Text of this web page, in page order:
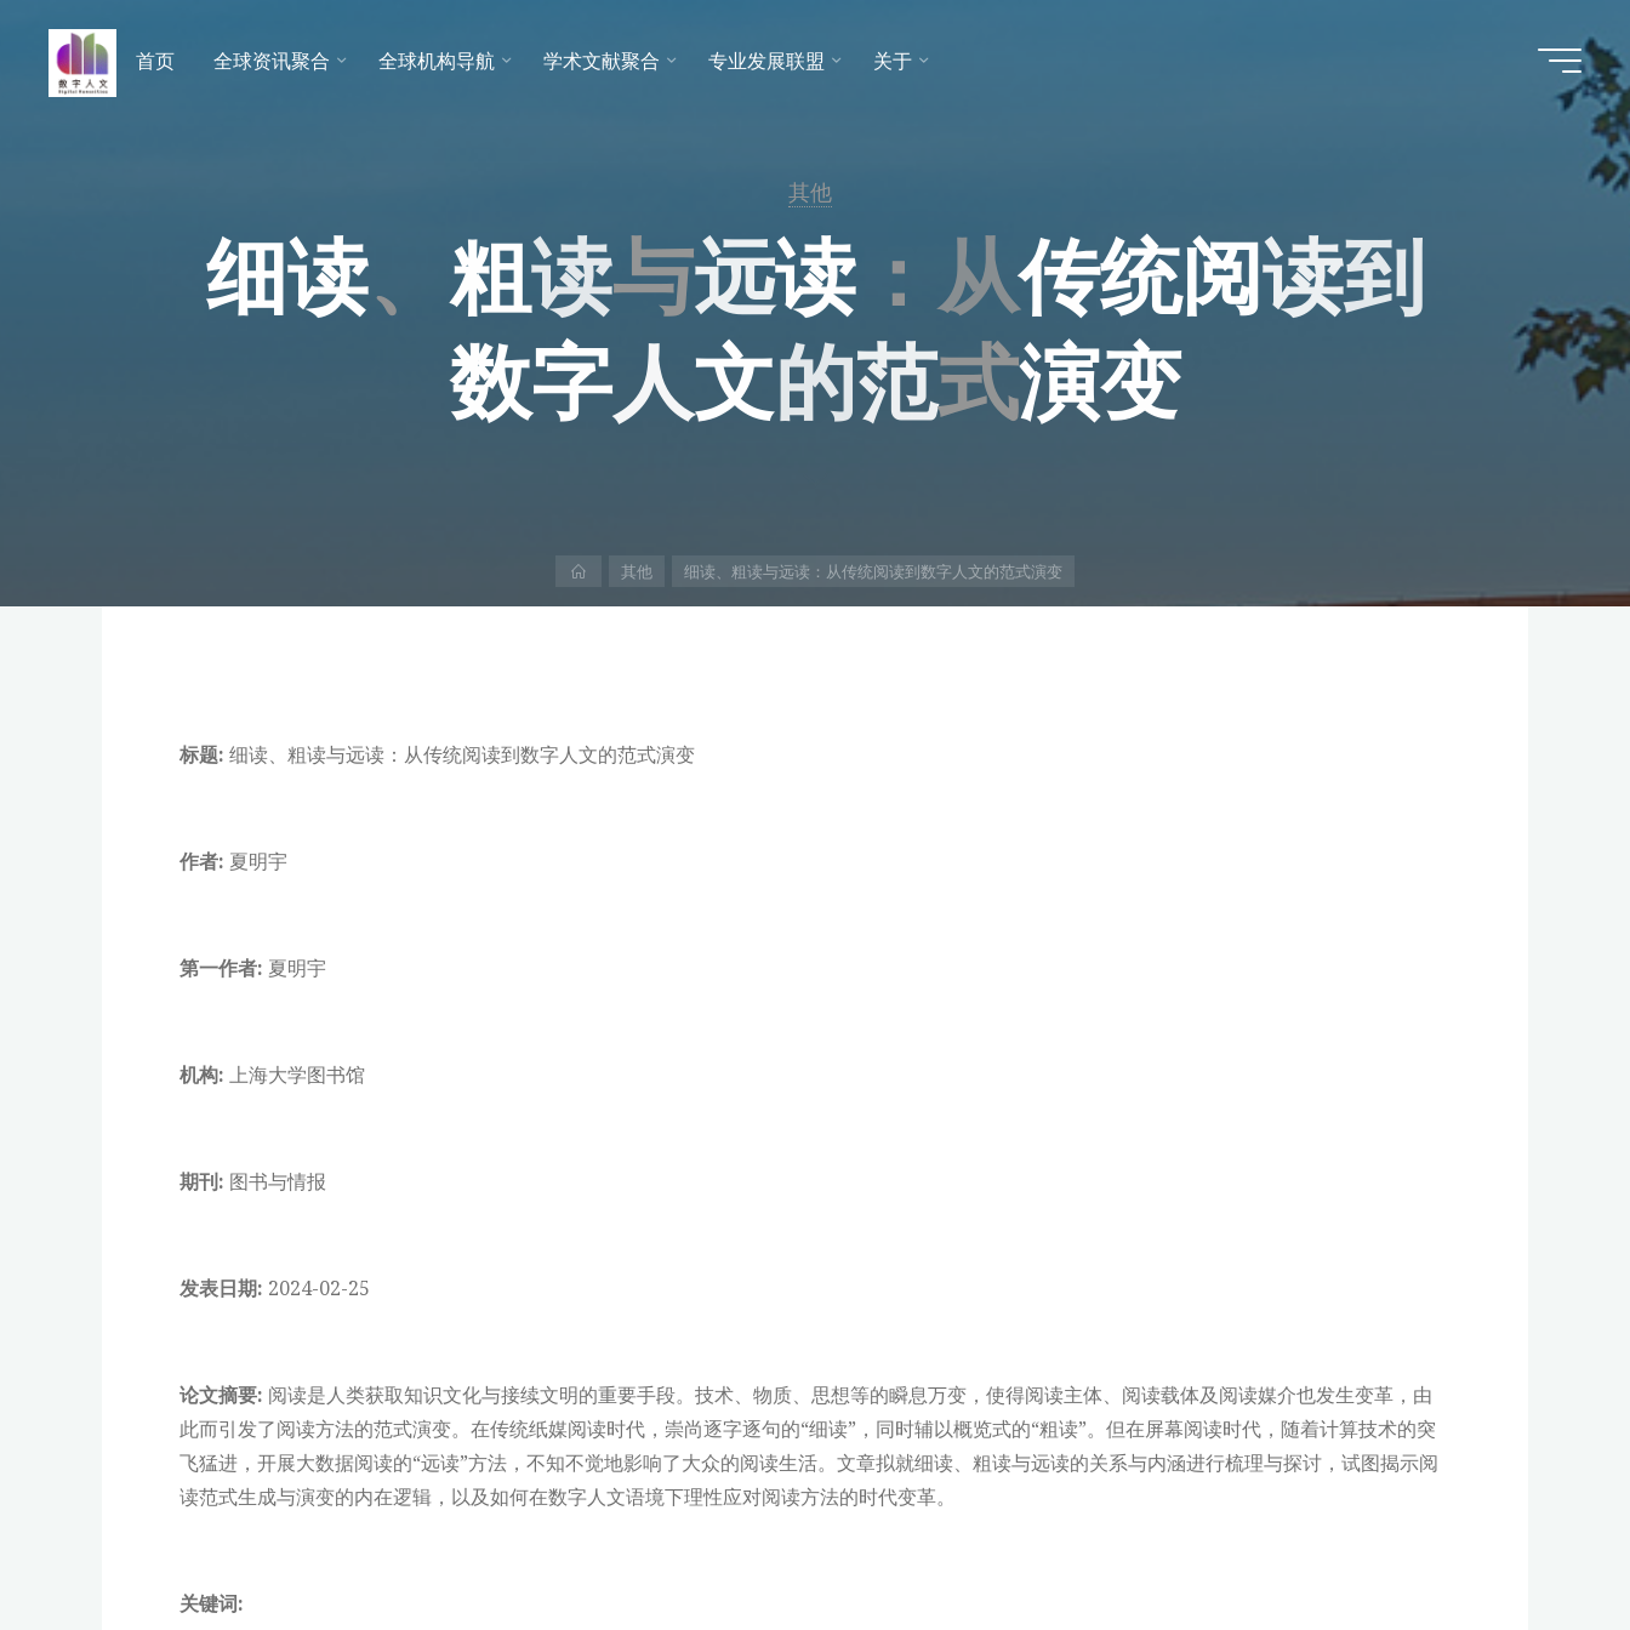
数字人
首页 全球资讯聚合 全球机构导航 学术文献聚合 专业发展联盟 关于
其他
细读、粗读与远读： 从传统阅读到
数字人文的范式演变
其他 细读、粗读与远读：从传统阅读到数字人文的范式演变
标题: 细读、粗读与远读：从传统阅读到数字人文的范式演变
作者: 夏明宇
第一作者: 夏明宇
机构: 上海大学图书馆
期刊: 图书与情报
发表日期: 2024-02-25
论文摘要: 阅读是人类获取知识文化与接续文明的重要手段。技术、物质、思想等的瞬息万变，使得阅读主体、阅读载体及阅读媒介也发生变革，由
此而引发了阅读方法的范式演变。在传统纸媒阅读时代，崇尚逐字逐句的“细读”，同时辅以概览式的“粗读”。但在屏幕阅读时代，随着计算技术的突
飞猛进，开展大数据阅读的“远读”方法，不知不觉地影响了大众的阅读生活。文章拟就细读、粗读与远读的关系与内涵进行梳理与探讨，试图揭示阅
读范式生成与演变的内在逻辑，以及如何在数字人文语境下理性应对阅读方法的时代变革。
关键词: